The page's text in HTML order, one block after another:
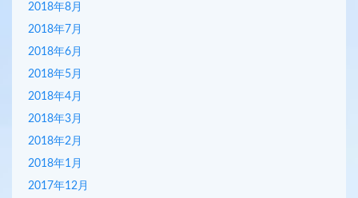
2018年8月
2018年7月
2018年6月
2018年5月
2018年4月
2018年3月
2018年2月
2018年1月
2017年12月